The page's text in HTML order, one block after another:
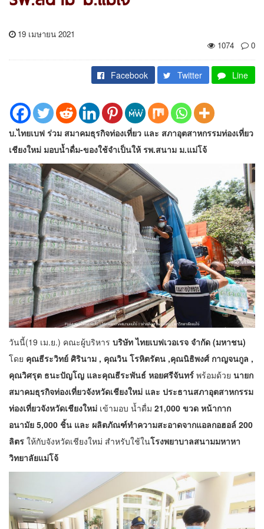
19 เมษายน 2021
1074
0
Facebook Twitter Line
บ.ไทยเบฟ ร่วม สมาคมธุรกิจท่องเที่ยว และ สภาอุตสาหกรรมท่องเที่ยว
เชียงใหม่ มอบน้ำดื่ม-ของใช้จำเป็นให้ รพ.สนาม ม.แม่โจ้
วันนี้(19 เม.ย.) คณะผู้บริหาร บริษัท ไทยเบฟเวอเรจ จำกัด (มหาชน)
โดย คุณธีระวิทย์ ศิรินาม , คุณวิน โรหิตรัตน ,คุณนิธิพงศ์ กาญจนกูล ,
คุณวิศรุต ธนะปัญโญ และคุณธีระพันธ์ หอยศรีจันทร์ พร้อมด้วย นายก
สมาคมธุรกิจท่องเที่ยวจังหวัดเชียงใหม่ และ ประธานสภาอุตสาหกรรม
ท่องเที่ยวจังหวัดเชียงใหม่ เข้ามอบ น้ำดื่ม 21,000 ขวด หน้ากาก
อนามัย 5,000 ชิ้น และ ผลิตภัณฑ์ทำความสะอาดจากแอลกอฮอล์ 200
ลิตร ให้กับจังหวัดเชียงใหม่ สำหรับใช้ในโรงพยาบาลสนามมหาหา
วิทยาลัยแม่โจ้